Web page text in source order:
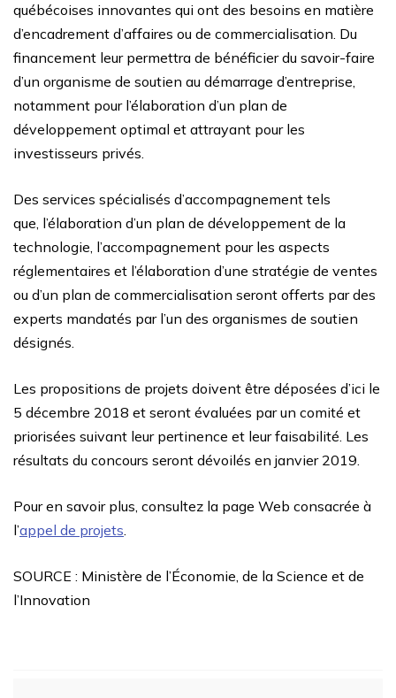
québécoises innovantes qui ont des besoins en matière
d’encadrement d’affaires ou de commercialisation. Du
financement leur permettra de bénéficier du savoir-faire
d’un organisme de soutien au démarrage d’entreprise,
notamment pour l’élaboration d’un plan de
développement optimal et attrayant pour les
investisseurs privés.
Des services spécialisés d’accompagnement tels
que, l’élaboration d’un plan de développement de la
technologie, l’accompagnement pour les aspects
réglementaires et l’élaboration d’une stratégie de ventes
ou d’un plan de commercialisation seront offerts par des
experts mandatés par l’un des organismes de soutien
désignés.
Les propositions de projets doivent être déposées d’ici le
5 décembre 2018 et seront évaluées par un comité et
priorisées suivant leur pertinence et leur faisabilité. Les
résultats du concours seront dévoilés en janvier 2019.
Pour en savoir plus, consultez la page Web consacrée à
l’appel de projets.
SOURCE : Ministère de l’Économie, de la Science et de
l’Innovation